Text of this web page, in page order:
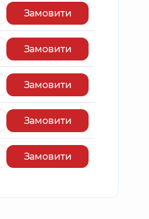
Замовити
Замовити
Замовити
Замовити
Замовити